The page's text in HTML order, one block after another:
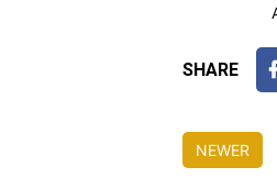
SHARE
NEWER